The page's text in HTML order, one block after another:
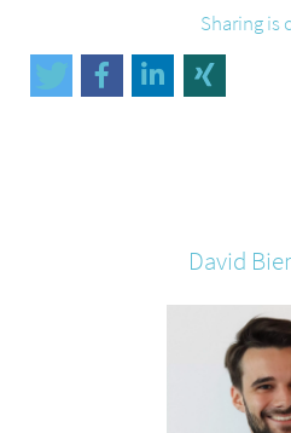
Sharing is
David